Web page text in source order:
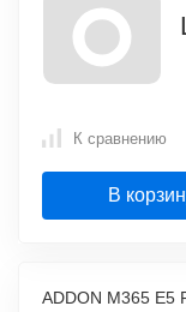
К сравнению
В
ADDON M365 E5